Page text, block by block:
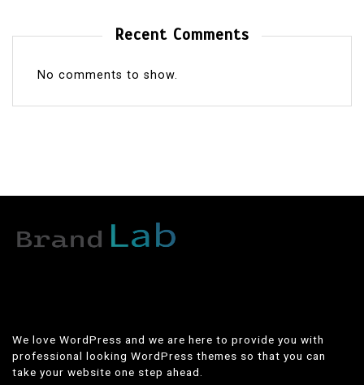
Recent Comments
No comments to show.
We love WordPress and we are here to provide you with
professional looking WordPress themes so that you can
take your website one step ahead.